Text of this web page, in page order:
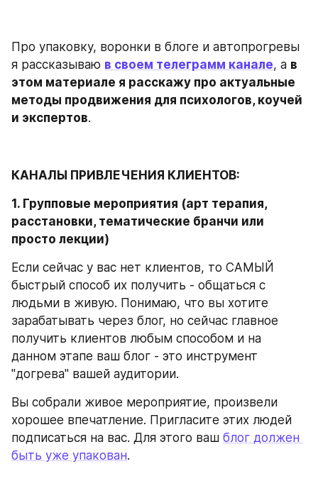
Про упаковку, воронки в блоге и автопрогревы
я рассказываю в своем телеграмм канале, а в
этом материале я расскажу про актуальные
методы продвижения для психологов, коучей
и экспертов.
КАНАЛЫ ПРИВЛЕЧЕНИЯ КЛИЕНТОВ:
1. Групповые мероприятия (арт терапия,
расстановки, тематические бранчи или
просто лекции)
Если сейчас у вас нет клиентов, то САМЫЙ
быстрый способ их получить - общаться с
людьми в живую. Понимаю, что вы хотите
зарабатывать через блог, но сейчас главное
получить клиентов любым способом и на
данном этапе ваш блог - это инструмент
"догрева" вашей аудитории.
Вы собрали живое мероприятие, произвели
хорошее впечатление. Пригласите этих людей
подписаться на вас. Для этого ваш блог должен
быть уже упакован.